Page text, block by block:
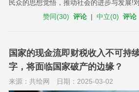
民众的思想觉悟，推动社会的进步与发展!
赞同(30) 评论 |中立(0) 评论
国家的现金流即财税收入不可持
字，将面临国家破产的边缘？
来源：共绘网 日期：2025-03-02